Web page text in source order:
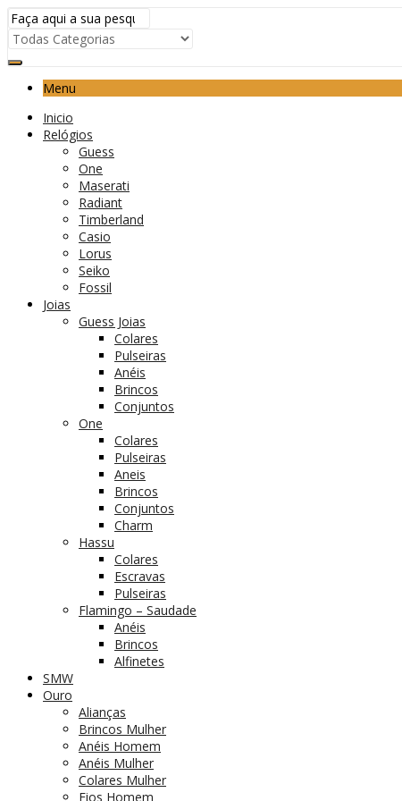
Menu
Inicio
Relógios
Guess
One
Maserati
Radiant
Timberland
Casio
Lorus
Seiko
Fossil
Joias
Guess Joias
Colares
Pulseiras
Anéis
Brincos
Conjuntos
One
Colares
Pulseiras
Aneis
Brincos
Conjuntos
Charm
Hassu
Colares
Escravas
Pulseiras
Flamingo – Saudade
Anéis
Brincos
Alfinetes
SMW
Ouro
Alianças
Brincos Mulher
Anéis Homem
Anéis Mulher
Colares Mulher
Fios Homem